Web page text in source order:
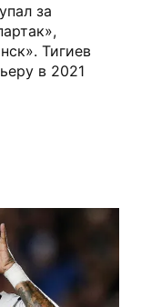
за
Тигиев
в 2021